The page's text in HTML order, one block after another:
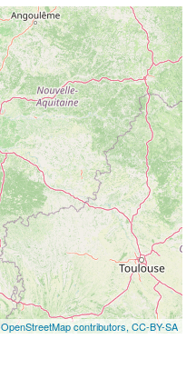
OpenStreetMap contributors, CC-BY-SA